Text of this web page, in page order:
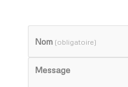
Nom (obligatoire)
Message